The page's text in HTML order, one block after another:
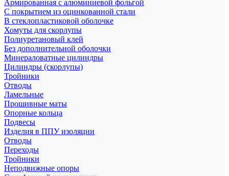
Армированная с алюминиевой фольгой
С покрытием из оцинкованной стали
В стеклопластиковой оболочке
Хомуты для скорлупы
Полиуретановый клей
Без дополнительной оболочки
Минераловатные цилиндры
Цилиндры (скорлупы)
Тройники
Отводы
Ламельные
Прошивные маты
Опорные кольца
Подвесы
Изделия в ППУ изоляции
Отводы
Переходы
Тройники
Неподвижные опоры